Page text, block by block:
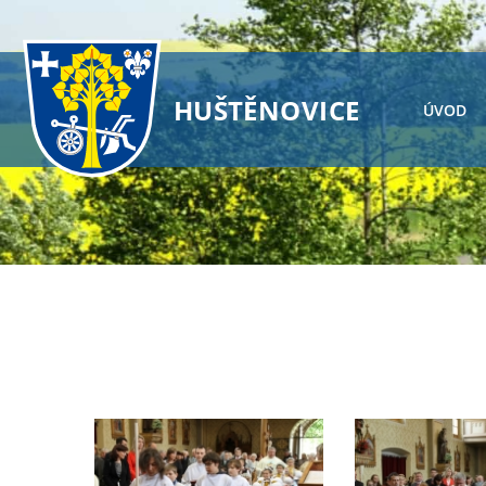
HUŠTĚNOVICE ÚVOD